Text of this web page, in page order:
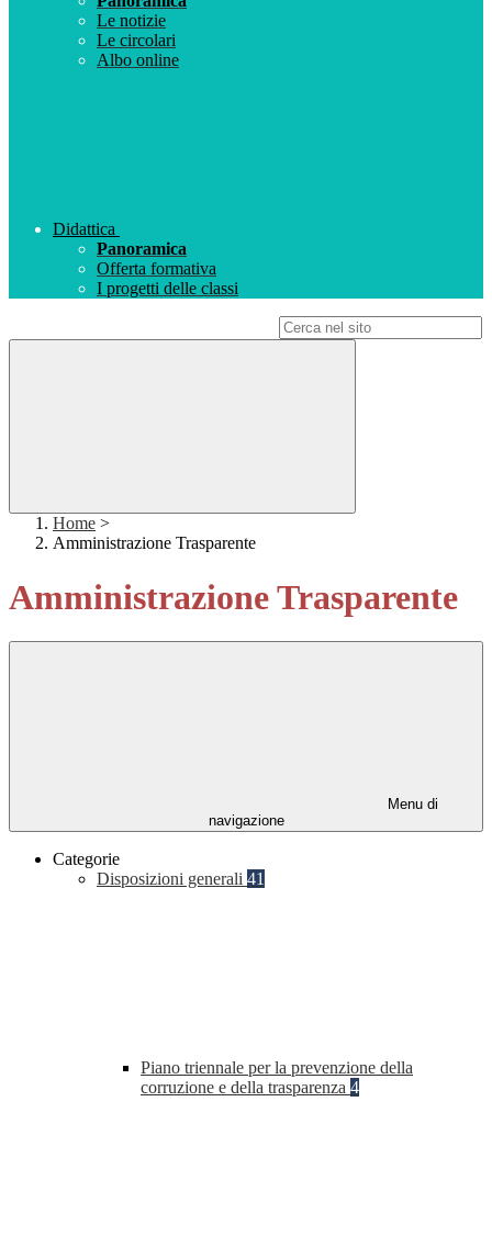
Le notizie
Le circolari
Albo online
Didattica
Panoramica
Offerta formativa
I progetti delle classi
Home >
Amministrazione Trasparente
Amministrazione Trasparente
Menu di
navigazione
Categorie
Disposizioni generali 41
Piano triennale per la prevenzione della
corruzione e della trasparenza 4